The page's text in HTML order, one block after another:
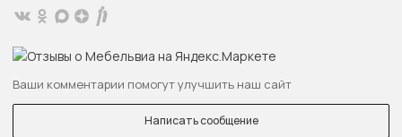
Ваши комментарии помогут улучшить наш сайт
Написать сообщение